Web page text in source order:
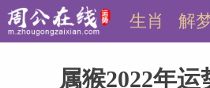
解
生肖
属猴2022年运